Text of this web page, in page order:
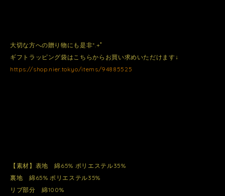
大切な方への贈り物にも是非*.+ﾟ
ギフトラッピング袋はこちらからお買い求めいただけます↓
https://shop.nier.tokyo/items/94885525
【素材】表地 綿65% ポリエステル35%
裏地 綿65% ポリエステル35%
リブ部分 綿100%